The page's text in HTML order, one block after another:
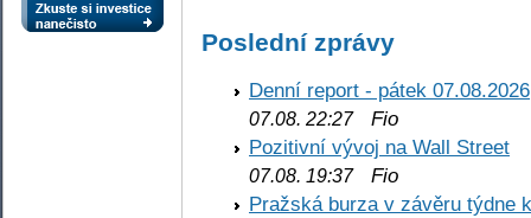
Poslední zprávy
Denní report - pátek 07.08.2026
07.08. 22:27Fio
Pozitivní vývoj na Wall Street
07.08. 19:37Fio
Pražská burza v závěru týdne